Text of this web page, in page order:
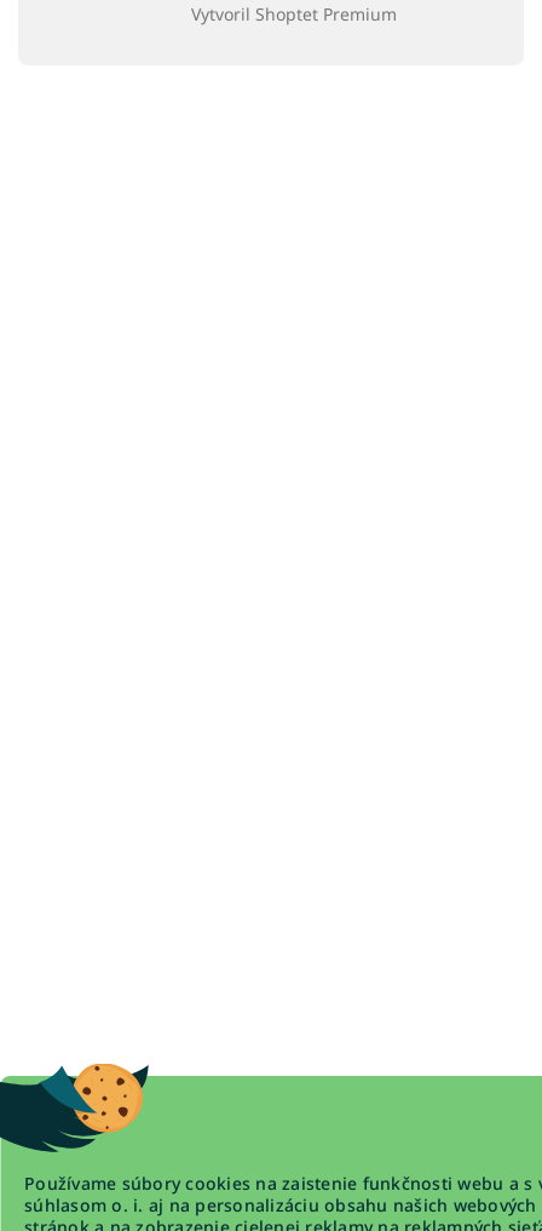
Používame súbory cookies na zaistenie funkčnosti webu a s
súhlasom o. i. aj na personalizáciu obsahu našich webových
Vytvoril Shoptet Premium